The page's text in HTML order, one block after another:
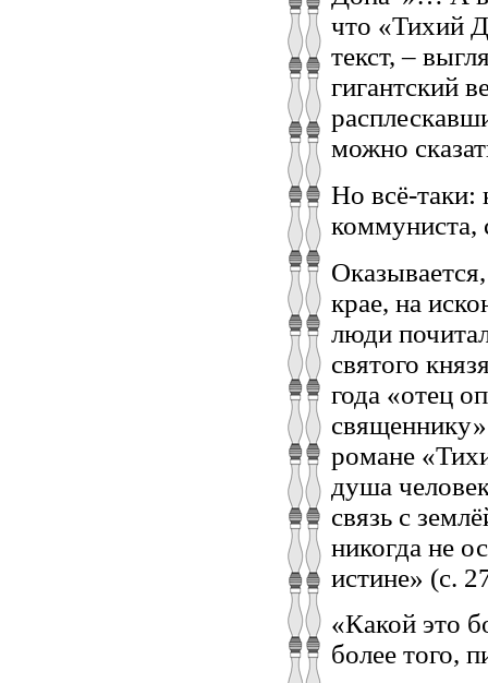
что «Тихий
текст, –
гигантский
можно
Но всё-таки:
коммуниста,
крае, на
люди
святого
года «отец
романе
душа
связь с
никогда не
истине» (с.
«Какой это
более того,